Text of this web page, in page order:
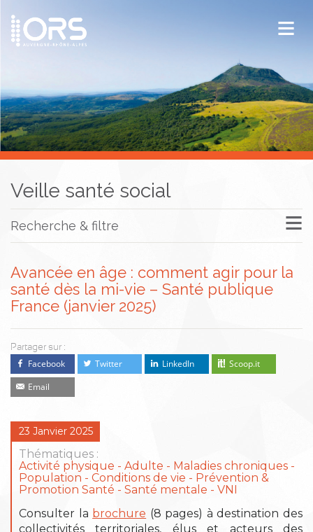
ORS Auvergne-Rhône-Alpes
Publications
Documentation / Veille
Veille santé social
Recherche & filtre
Avancée en âge : comment agir pour la
santé dès la mi-vie – Santé publique
France (janvier 2025)
Partager sur :
Facebook Twitter LinkedIn
Scoop.it
Email
23 Janvier 2025
Thématiques :
Activité physique
Adulte
Maladies chroniques
Population - Conditions de vie
Prévention &
Promotion Santé
Santé mentale
VNI
Consulter la brochure (8 pages) à destination des
collectivités territoriales, élus et acteurs des